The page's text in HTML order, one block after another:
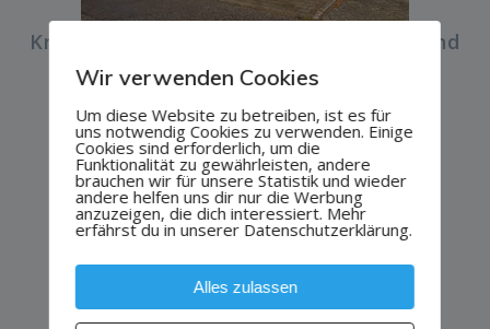
Knaus Sky Wave 650 MF mit Hubbett und
Knaus BOXSTAR 600 STREET
Wir verwenden Cookies
Um diese Website zu betreiben, ist es für
uns notwendig Cookies zu verwenden. Einige
Cookies sind erforderlich, um die
Funktionalität zu gewährleisten, andere
brauchen wir für unsere Statistik und wieder
andere helfen uns dir nur die Werbung
anzuzeigen, die dich interessiert. Mehr
erfährst du in unserer Datenschutzerklärung.
Alles zulassen